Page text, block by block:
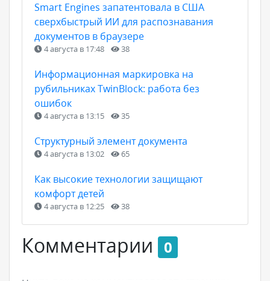
Smart Engines запатентовала в США
сверхбыстрый ИИ для распознавания
документов в браузере
4 августа в 17:48 38
Информационная маркировка на
рубильниках TwinBlock: работа без
ошибок
4 августа в 13:15 35
Структурный элемент документа
4 августа в 13:02 65
Как высокие технологии защищают
комфорт детей
4 августа в 12:25 38
Комментарии 0